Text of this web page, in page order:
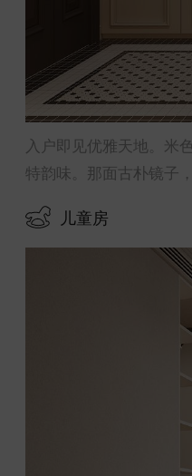
入户即见优雅天地。米
特韵味。那面古朴镜子
儿童房